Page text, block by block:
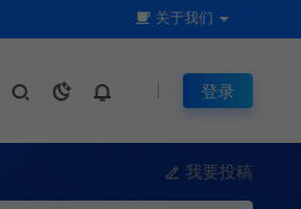
关于我们
登录
我要投稿